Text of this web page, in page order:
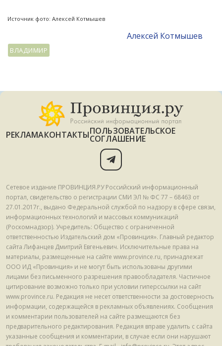
Источник фото: Алексей Котмышев
Алексей Котмышев
ВЛАДИМИР
РЕКЛАМАКОНТАКТЫПОЛЬЗОВАТЕЛЬСКОЕ
СОГЛАШЕНИЕ
Сетевое издание ПРОВИНЦИЯ.РУ Российский информационный
портал, свидетельство о регистрации СМИ ЭЛ № ФС 77 – 68463 от
27.01.2017г., выдано Федеральной службой по надзору в сфере связи,
информационных технологий и массовых коммуникаций
(Роскомнадзор). Учредитель: Общество с ограниченной
ответственностью Издательский дом «Провинция». Главный редактор
сайта Лифанцев Дмитрий Евгеньевич. Исключительные права на
материалы, размещенные на сайте www.province.ru, принадлежат
ООО ИД «Провинция» и не могут быть использованы другими
лицами без письменного разрешения правообладателя. Частичное
цитирование возможно только при условии гиперссылки на сайт
www.province.ru. Редакция не несет ответственности за достоверность
информации, содержащейся в рекламных объявлениях. Сообщения
и комментарии пользователей на сайте размещаются без
предварительного редактирования. Редакция вправе удалить с сайта
указанные сообщения и комментарии, в случае если они нарушают